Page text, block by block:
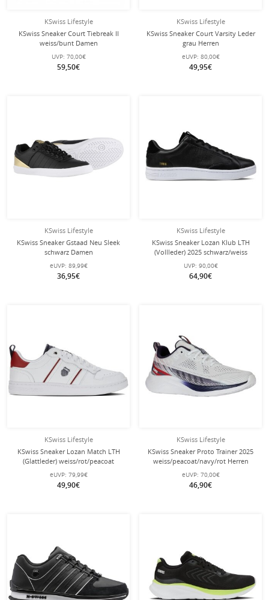
KSwiss Lifestyle
KSwiss Sneaker Court Tiebreak II
weiss/bunt Damen
UVP: 70,00€
59,50€
KSwiss Lifestyle
KSwiss Sneaker Court Varsity Leder
grau Herren
eUVP: 80,00€
49,95€
KSwiss Lifestyle
KSwiss Sneaker Gstaad Neu Sleek
schwarz Damen
eUVP: 89,99€
36,95€
KSwiss Lifestyle
KSwiss Sneaker Lozan Klub LTH
(Vollleder) 2025 schwarz/weiss
UVP: 90,00€
64,90€
KSwiss Lifestyle
KSwiss Sneaker Lozan Match LTH
(Glattleder) weiss/rot/peacoat
eUVP: 79,99€
49,90€
KSwiss Lifestyle
KSwiss Sneaker Proto Trainer 2025
weiss/peacoat/navy/rot Herren
eUVP: 70,00€
46,90€